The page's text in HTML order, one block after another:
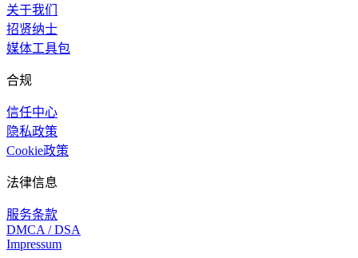
关于我们
招贤纳士
媒体工具包
合规
信任中心
隐私政策
Cookie政策
法律信息
服务条款
DMCA / DSA
Impressum